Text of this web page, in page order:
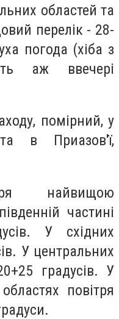
областей та
перелік - 28-
погода (хіба з
аж ввечері
помірний, у
в Приазов'ї,
найвищою
частині
У східних
У центральних
градусів. У
повітря